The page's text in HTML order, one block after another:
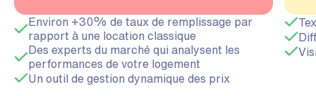
Environ +30% de taux de remplissage par
rapport à une location classique
Des experts du marché qui analysent les
performances de votre logement
Un outil de gestion dynamique des prix